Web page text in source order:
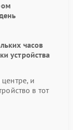
часов
устройства
и
в тот